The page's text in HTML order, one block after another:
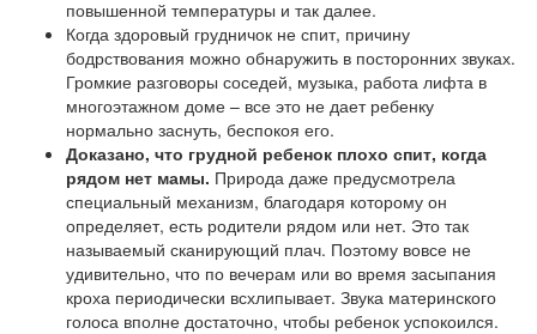
повышенной температуры и так далее.
Когда здоровый грудничок не спит, причину
бодрствования можно обнаружить в посторонних звуках.
Громкие разговоры соседей, музыка, работа лифта в
многоэтажном доме – все это не дает ребенку
нормально заснуть, беспокоя его.
Доказано, что грудной ребенок плохо спит, когда
рядом нет мамы. Природа даже предусмотрела
специальный механизм, благодаря которому он
определяет, есть родители рядом или нет. Это так
называемый сканирующий плач. Поэтому вовсе не
удивительно, что по вечерам или во время засыпания
кроха периодически всхлипывает. Звука материнского
голоса вполне достаточно, чтобы ребенок успокоился.